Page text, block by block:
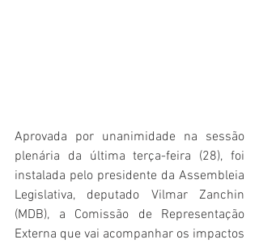
Aprovada por unanimidade na sessão
plenária da última terça-feira (28), foi
instalada pelo presidente da Assembleia
Legislativa, deputado Vilmar Zanchin
(MDB), a Comissão de Representação
Externa que vai acompanhar os impactos